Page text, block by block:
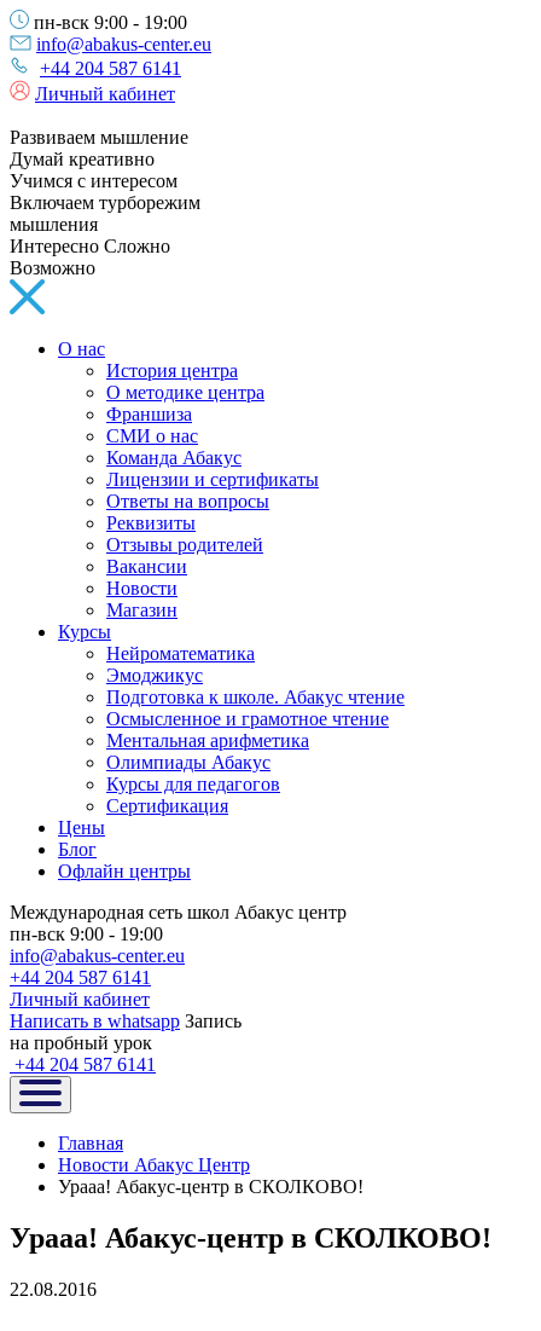
пн-вск 9:00 - 19:00
info@abakus-center.eu
+44 204 587 6141
Личный кабинет
Развиваем мышление
Думай креативно
Учимся с интересом
Включаем турборежим
мышления
Интересно Сложно
Возможно
О нас
История центра
О методике центра
Франшиза
СМИ о нас
Команда Абакус
Лицензии и сертификаты
Ответы на вопросы
Реквизиты
Отзывы родителей
Вакансии
Новости
Магазин
Курсы
Нейроматематика
Эмоджикус
Подготовка к школе. Абакус чтение
Осмысленное и грамотное чтение
Ментальная арифметика
Олимпиады Абакус
Курсы для педагогов
Сертификация
Цены
Блог
Офлайн центры
Международная сеть школ Абакус центр
пн-вск 9:00 - 19:00
info@abakus-center.eu
+44 204 587 6141
Личный кабинет
Написать в whatsapp Запись
на пробный урок
+44 204 587 6141
Главная
Новости Абакус Центр
Урааа! Абакус-центр в СКОЛКОВО!
Урааа! Абакус-центр в СКОЛКОВО!
22.08.2016